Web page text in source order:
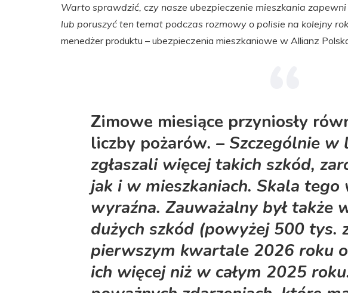
Warto sprawdzić, czy nasze ubezpieczenie mieszkania
lub poruszyć ten temat podczas rozmowy o polisie na kolejny rok
menedżer produktu – ubezpieczenia mieszkaniowe w Allianz
Zimowe miesiące przyniosły
liczby pożarów. – Szczególnie
zgłaszali więcej takich szkód,
jak i w mieszkaniach. Skala tego
wyraźna. Zauważalny był także
dużych szkód (powyżej 500 tys.
pierwszym kwartale 2026 roku
ich więcej niż w całym 2025 roku